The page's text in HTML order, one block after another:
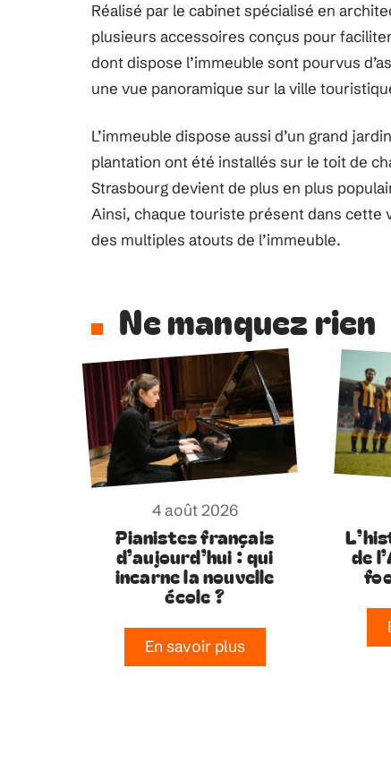
Réalisé par le cabinet spécialisé en
plusieurs accessoires conçus pour
dont dispose l’immeuble sont pourvus
une vue panoramique sur la ville
L’immeuble dispose aussi d’un grand
plantation ont été installés sur le toit de
Strasbourg devient de plus en plus
Ainsi, chaque touriste présent dans cette
des multiples atouts de l’immeuble.
Ne manquez rien
4 août 2026
Pianistes français
d’aujourd’hui : qui
incarne la nouvelle
école ?
En savoir plus
de